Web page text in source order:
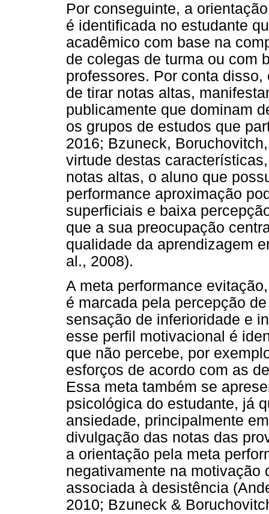
Por conseguinte, a
é identificada no estudante
acadêmico com base na
de colegas de turma ou com
professores. Por conta
de tirar notas altas,
publicamente que dominam
os grupos de estudos que
2016; Bzuneck,
virtude destas
notas altas, o aluno que
performance aproximação
superficiais e baixa
que a sua preocupação
qualidade da aprendizagem
al., 2008).
A meta performance
é marcada pela percepção
sensação de inferioridade e
esse perfil motivacional é
que não percebe, por
esforços de acordo com as
Essa meta também se
psicológica do estudante, já
ansiedade, principalmente
divulgação das notas das
a orientação pela meta
negativamente na motivação
associada à desistência
2010; Bzuneck &